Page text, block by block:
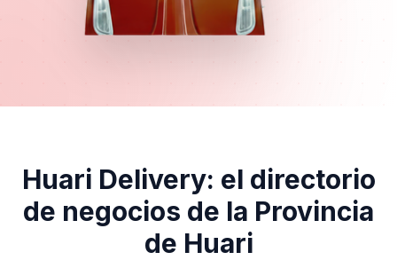
Huari Delivery: el directorio
de negocios de la Provincia
de Huari